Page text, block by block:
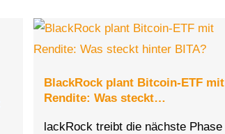
BlackRock plant Bitcoin-ETF mit
Rendite: Was steckt…
lackRock treibt die nächste Phase